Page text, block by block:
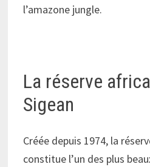
l’amazone jungle.
La réserve
Sigean
Créée depuis 1974, la
constitue l’un des plus